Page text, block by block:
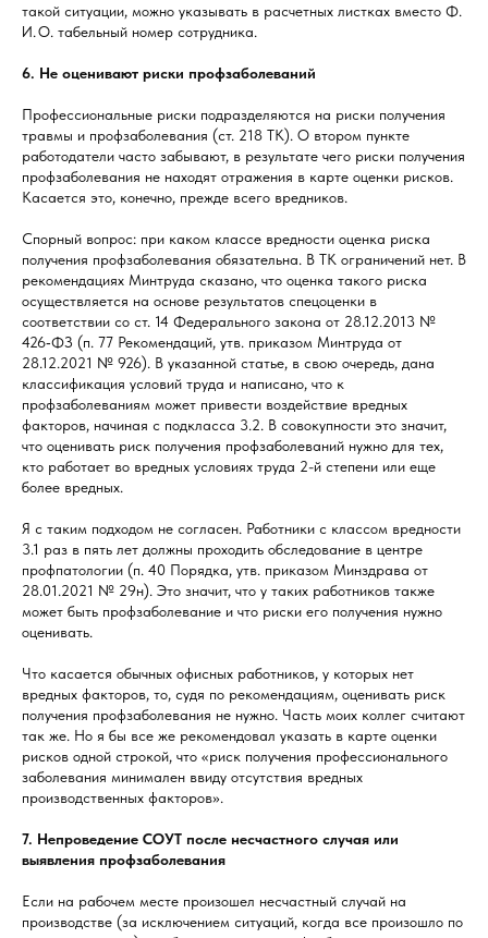
такой ситуации, можно указывать в расчетных листках вместо Ф.
И. О. табельный номер сотрудника.
6. Не оценивают риски профзаболеваний
Профессиональные риски подразделяются на риски получения
травмы и профзаболевания (ст. 218 ТК). О втором пункте
работодатели часто забывают, в результате чего риски получения
профзаболевания не находят отражения в карте оценки рисков.
Касается это, конечно, прежде всего вредников.
Спорный вопрос: при каком классе вредности оценка риска
получения профзаболевания обязательна. В ТК ограничений нет. В
рекомендациях Минтруда сказано, что оценка такого риска
осуществляется на основе результатов спецоценки в
соответствии со ст. 14 Федерального закона от 28.12.2013 №
426‑ФЗ (п. 77 Рекомендаций, утв. приказом Минтруда от
28.12.2021 № 926). В указанной статье, в свою очередь, дана
классификация условий труда и написано, что к
профзаболеваниям может привести воздействие вредных
факторов, начиная с подкласса 3.2. В совокупности это значит,
что оценивать риск получения профзаболеваний нужно для тех,
кто работает во вредных условиях труда 2-й степени или еще
более вредных.
Я с таким подходом не согласен. Работники с классом вредности
3.1 раз в пять лет должны проходить обследование в центре
профпатологии (п. 40 Порядка, утв. приказом Минздрава от
28.01.2021 № 29н). Это значит, что у таких работников также
может быть профзаболевание и что риски его получения нужно
оценивать.
Что касается обычных офисных работников, у которых нет
вредных факторов, то, судя по рекомендациям, оценивать риск
получения профзаболевания не нужно. Часть моих коллег считают
так же. Но я бы все же рекомендовал указать в карте оценки
рисков одной строкой, что «риск получения профессионального
заболевания минимален ввиду отсутствия вредных
производственных факторов».
7. Непроведение СОУТ после несчастного случая или
выявления профзаболевания
Если на рабочем месте произошел несчастный случай на
производстве (за исключением ситуаций, когда все произошло по